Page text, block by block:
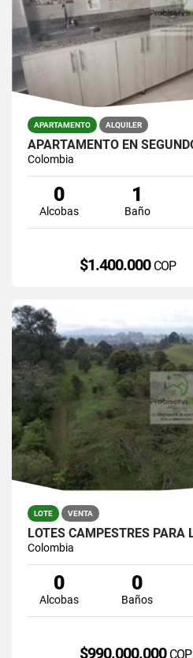
APARTAMENTO ALQUILER
Colombia
0
Alcobas
1
Baño
$1.400.000 COP
LOTE VENTA
Colombia
0
Alcobas
0
Baños
$990.000.000 COP